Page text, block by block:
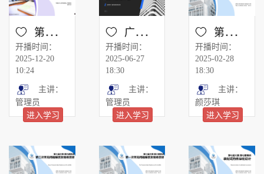
第一次网络培训-赛题解读及结构建模
开播时间：
2025-12-20
10:24
主讲：
管理员
进入学习
广厦建筑结构CAD V25.0发布会视频回放
开播时间：
2025-06-27
18:30
主讲：
管理员
进入学习
第十期-作品成果整理及提交
开播时间：
2025-02-28
18:30
主讲：
颜莎琪
进入学习